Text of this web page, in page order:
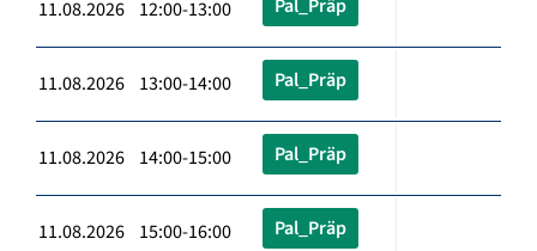
11.08.2026 12:00-13:00 Pal_Präp
11.08.2026 13:00-14:00 Pal_Präp
11.08.2026 14:00-15:00 Pal_Präp
11.08.2026 15:00-16:00 Pal_Präp